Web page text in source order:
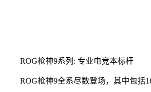
ROG枪神9系列: 专业电竞本标杆
ROG枪神9全系尽数登场，其中包括16/